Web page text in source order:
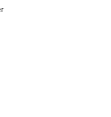
Marketplace Europe